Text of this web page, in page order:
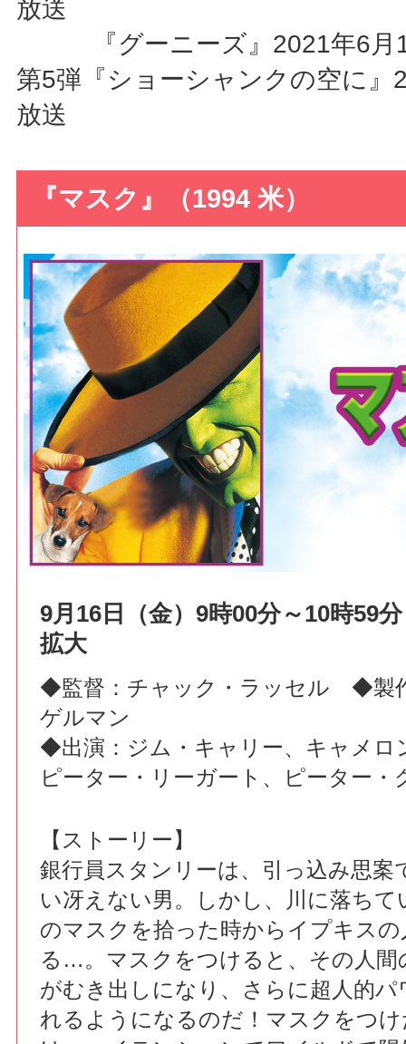
放送
『グーニーズ』2021年6月
第5弾『ショーシャンクの空に』
放送
『マスク』（1994 米）
9月16日（金）9時00分～10時
拡大
◆監督：チャック・ラッセル ◆製
ゲルマン
◆出演：ジム・キャリー、キャメロ
ピーター・リーガート、ピーター・
【ストーリー】
銀行員スタンリーは、引っ込み思案
い冴えない男。しかし、川に落ちて
のマスクを拾った時からイプキス
る…。マスクをつけると、その人間
がむき出しになり、さらに超人的パ
れるようになるのだ！マスクをつ